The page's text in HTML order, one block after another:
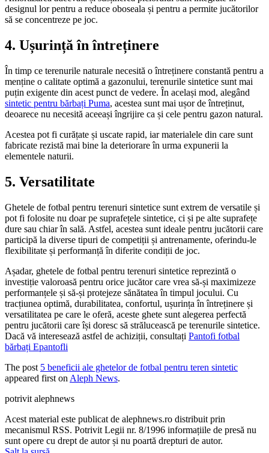
designul lor pentru a reduce oboseala și pentru a permite jucătorilor
să se concentreze pe joc.
4. Ușurință în întreținere
În timp ce terenurile naturale necesită o întreținere constantă pentru a
menține o calitate optimă a gazonului, terenurile sintetice sunt mai
puțin exigente din acest punct de vedere. În același mod, alegând
sintetic pentru bărbați Puma, acestea sunt mai ușor de întreținut,
deoarece nu necesită aceeași îngrijire ca și cele pentru gazon natural.
Acestea pot fi curățate și uscate rapid, iar materialele din care sunt
fabricate rezistă mai bine la deteriorare în urma expunerii la
elementele naturii.
5. Versatilitate
Ghetele de fotbal pentru terenuri sintetice sunt extrem de versatile și
pot fi folosite nu doar pe suprafețele sintetice, ci și pe alte suprafețe
dure sau chiar în sală. Astfel, acestea sunt ideale pentru jucătorii care
participă la diverse tipuri de competiții și antrenamente, oferindu-le
flexibilitate și performanță în diferite condiții de joc.
Așadar, ghetele de fotbal pentru terenuri sintetice reprezintă o
investiție valoroasă pentru orice jucător care vrea să-și maximizeze
performanțele și să-și protejeze sănătatea în timpul jocului. Cu
tracțiunea optimă, durabilitatea, confortul, ușurința în întreținere și
versatilitatea pe care le oferă, aceste ghete sunt alegerea perfectă
pentru jucătorii care își doresc să strălucească pe terenurile sintetice.
Dacă vă interesează astfel de achiziții, consultați Pantofi fotbal
bărbați Epantofli
The post 5 beneficii ale ghetelor de fotbal pentru teren sintetic
appeared first on Aleph News.
potrivit alephnews
Acest material este publicat de alephnews.ro distribuit prin
mecanismul RSS. Potrivit Legii nr. 8/1996 informațiile de presă nu
sunt opere cu drept de autor și nu poartă drepturi de autor.